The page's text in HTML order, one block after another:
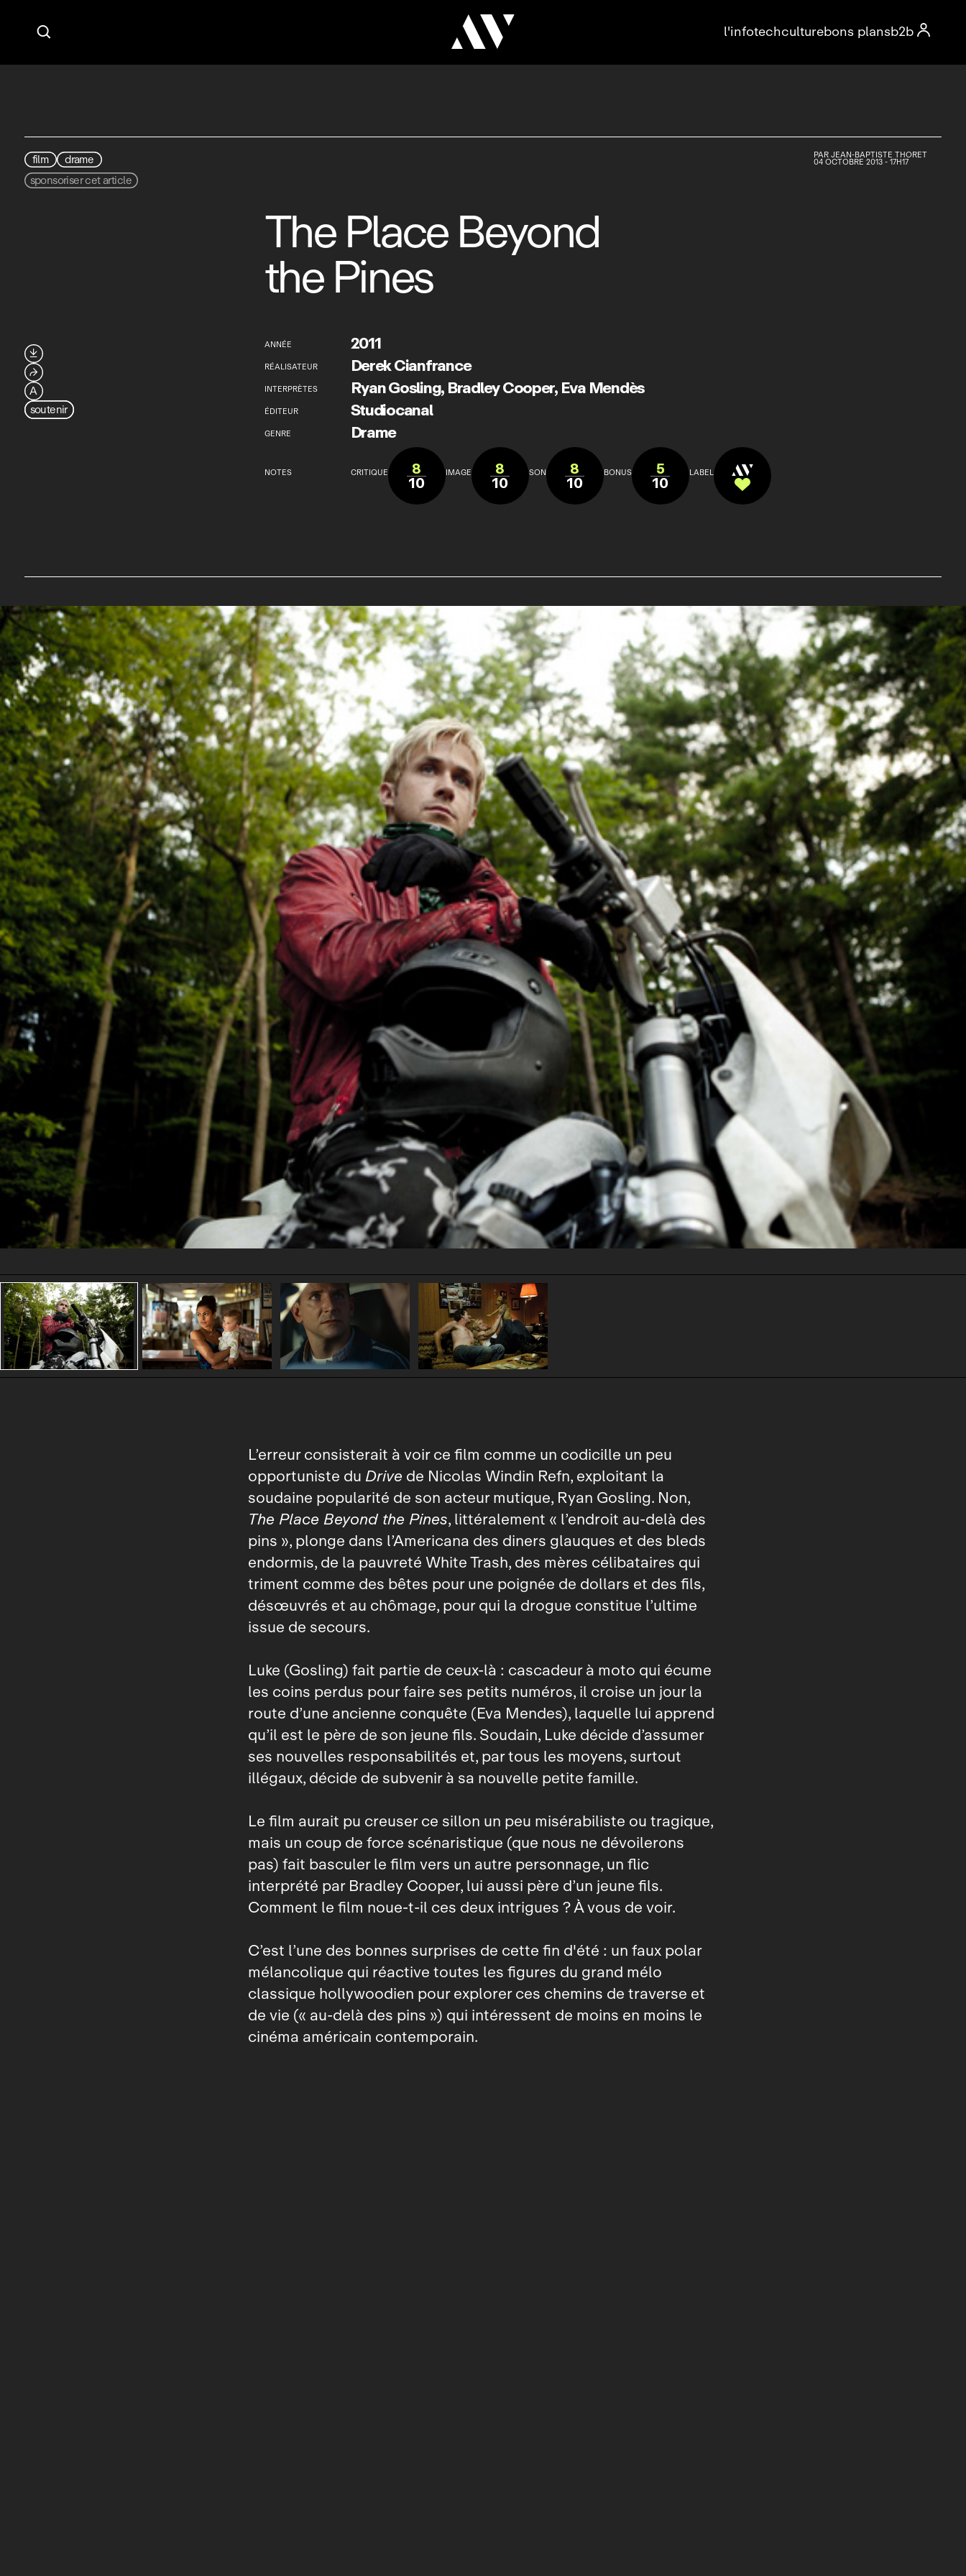

 l'infotechculturebons plansb2b
film
drame
sponsoriser cet article
PARJEAN-BAPTISTE THORET
04 OCTOBRE 2013 - 17H17
The Place Beyond
the Pines
ANNÉE 2011
RÉALISATEUR Derek Cianfrance
INTERPRÈTES Ryan Gosling,Bradley Cooper,Eva Mendès
ÉDITEUR Studiocanal
GENRE Drame
NOTES CRITIQUE 8
10 IMAGE 8
10 SON 8
10 BONUS 5
10 LABEL

⮫
A
soutenir
L’erreur consisterait à voir ce film comme un codicille un peu
opportuniste du Drive de Nicolas Windin Refn, exploitant la
soudaine popularité de son acteur mutique, Ryan Gosling. Non,
The Place Beyond the Pines, littéralement « l’endroit au‑delà des
pins », plonge dans l’Americana des diners glauques et des bleds
endormis, de la pauvreté White Trash, des mères célibataires qui
triment comme des bêtes pour une poignée de dollars et des fils,
désœuvrés et au chômage, pour qui la drogue constitue l’ultime
issue de secours.
Luke (Gosling) fait partie de ceux-là : cascadeur à moto qui écume
les coins perdus pour faire ses petits numéros, il croise un jour la
route d’une ancienne conquête (Eva Mendes), laquelle lui apprend
qu’il est le père de son jeune fils. Soudain, Luke décide d’assumer
ses nouvelles responsabilités et, par tous les moyens, surtout
illégaux, décide de subvenir à sa nouvelle petite famille.
Le film aurait pu creuser ce sillon un peu misérabiliste ou tragique,
mais un coup de force scénaristique (que nous ne dévoilerons
pas) fait basculer le film vers un autre personnage, un flic
interprété par Bradley Cooper, lui aussi père d’un jeune fils.
Comment le film noue‑t‑il ces deux intrigues ? À vous de voir.
C’est l’une des bonnes surprises de cette fin d'été : un faux polar
mélancolique qui réactive toutes les figures du grand mélo
classique hollywoodien pour explorer ces chemins de traverse et
de vie (« au-delà des pins ») qui intéressent de moins en moins le
cinéma américain contemporain.